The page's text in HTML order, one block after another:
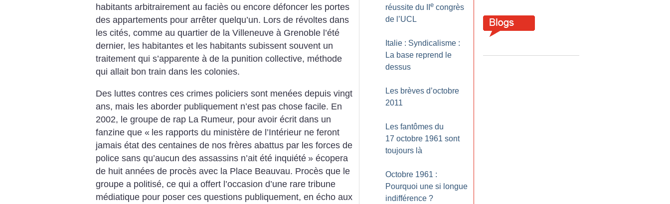
habitants arbitrairement au faciès ou encore défoncer les portes
des appartements pour arrêter quelqu’un. Lors de révoltes dans
les cités, comme au quartier de la Villeneuve à Grenoble l’été
dernier, les habitantes et les habitants subissent souvent un
traitement qui s’apparente à de la punition collective, méthode
qui allait bon train dans les colonies.
Des luttes contres ces crimes policiers sont menées depuis vingt
ans, mais les aborder publiquement n’est pas chose facile. En
2002, le groupe de rap La Rumeur, pour avoir écrit dans un
fanzine que « les rapports du ministère de l’Intérieur ne feront
jamais état des centaines de nos frères abattus par les forces de
police sans qu’aucun des assassins n’ait été inquiété » écopera
de huit années de procès avec la Place Beauvau. Procès que le
groupe a politisé, ce qui a offert l’occasion d’une rare tribune
médiatique pour poser ces questions publiquement, en écho aux
réussite du II e congrès
de l’UCL
Italie : Syndicalisme :
La base reprend le
dessus
Les brèves d’octobre
2011
Les fantômes du
17 octobre 1961 sont
toujours là
Octobre 1961 :
Pourquoi une si longue
indifférence ?